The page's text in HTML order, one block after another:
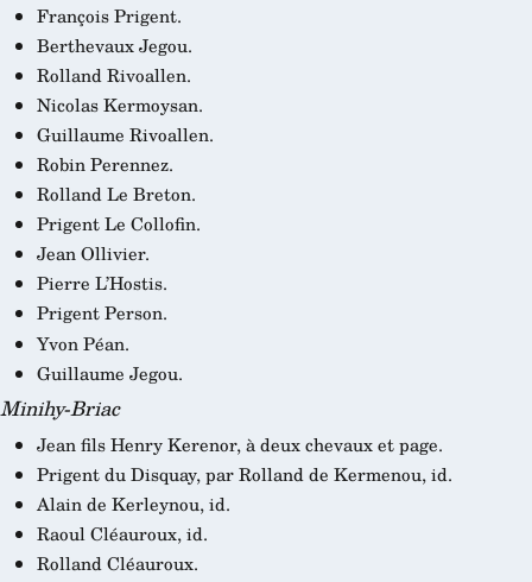
François Prigent.
Berthevaux Jegou.
Rolland Rivoallen.
Nicolas Kermoysan.
Guillaume Rivoallen.
Robin Perennez.
Rolland Le Breton.
Prigent Le Collofin.
Jean Ollivier.
Pierre L’Hostis.
Prigent Person.
Yvon Péan.
Guillaume Jegou.
Minihy-Briac
Jean fils Henry Kerenor, à deux chevaux et page.
Prigent du Disquay, par Rolland de Kermenou, id.
Alain de Kerleynou, id.
Raoul Cléauroux, id.
Rolland Cléauroux.